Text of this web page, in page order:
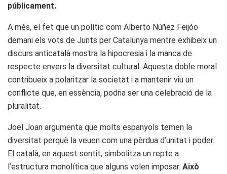
públicament.
A més, el fet que un polític com Alberto Núñez Feijóo
demani els vots de Junts per Catalunya mentre exhibeix un
discurs anticatalà mostra la hipocresia i la manca de
respecte envers la diversitat cultural. Aquesta doble moral
contribueix a polaritzar la societat i a mantenir viu un
conflicte que, en essència, podria ser una celebració de la
pluralitat.
Joel Joan argumenta que molts espanyols temen la
diversitat perquè la veuen com una pèrdua d’unitat i poder.
El català, en aquest sentit, simbolitza un repte a
l’estructura monolítica que alguns volen imposar. Això